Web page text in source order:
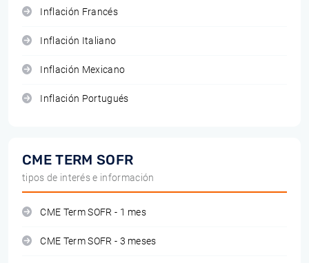
Inflación Francés
Inflación Italiano
Inflación Mexicano
Inflación Portugués
CME TERM SOFR
tipos de interés e información
CME Term SOFR - 1 mes
CME Term SOFR - 3 meses